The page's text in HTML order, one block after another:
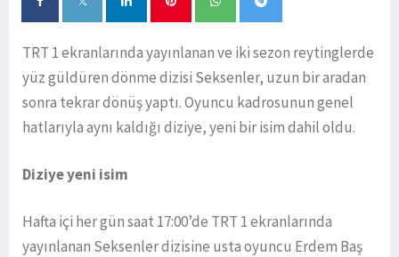
TRT 1 ekranlarında yayınlanan ve iki sezon reytinglerde
yüz güldüren dönme dizisi Seksenler, uzun bir aradan
sonra tekrar dönüş yaptı. Oyuncu kadrosunun genel
hatlarıyla aynı kaldığı diziye, yeni bir isim dahil oldu.
Diziye yeni isim
Hafta içi her gün saat 17:00’de TRT 1 ekranlarında
yayınlanan Seksenler dizisine usta oyuncu Erdem Baş